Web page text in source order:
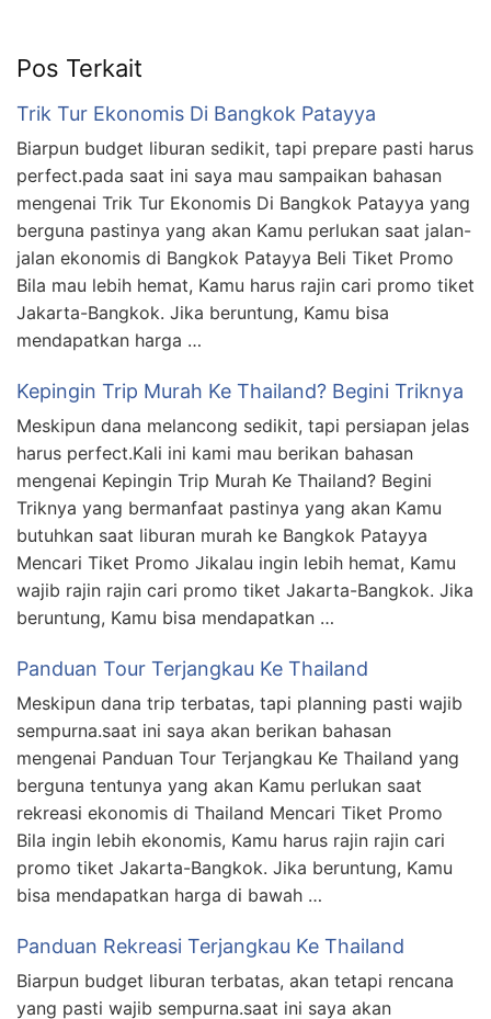
Pos Terkait
Trik Tur Ekonomis Di Bangkok Patayya
Biarpun budget liburan sedikit, tapi prepare pasti harus
perfect.pada saat ini saya mau sampaikan bahasan
mengenai Trik Tur Ekonomis Di Bangkok Patayya yang
berguna pastinya yang akan Kamu perlukan saat jalan-
jalan ekonomis di Bangkok Patayya Beli Tiket Promo
Bila mau lebih hemat, Kamu harus rajin cari promo tiket
Jakarta-Bangkok. Jika beruntung, Kamu bisa
mendapatkan harga …
Kepingin Trip Murah Ke Thailand? Begini Triknya
Meskipun dana melancong sedikit, tapi persiapan jelas
harus perfect.Kali ini kami mau berikan bahasan
mengenai Kepingin Trip Murah Ke Thailand? Begini
Triknya yang bermanfaat pastinya yang akan Kamu
butuhkan saat liburan murah ke Bangkok Patayya
Mencari Tiket Promo Jikalau ingin lebih hemat, Kamu
wajib rajin rajin cari promo tiket Jakarta-Bangkok. Jika
beruntung, Kamu bisa mendapatkan …
Panduan Tour Terjangkau Ke Thailand
Meskipun dana trip terbatas, tapi planning pasti wajib
sempurna.saat ini saya akan berikan bahasan
mengenai Panduan Tour Terjangkau Ke Thailand yang
berguna tentunya yang akan Kamu perlukan saat
rekreasi ekonomis di Thailand Mencari Tiket Promo
Bila ingin lebih ekonomis, Kamu harus rajin rajin cari
promo tiket Jakarta-Bangkok. Jika beruntung, Kamu
bisa mendapatkan harga di bawah …
Panduan Rekreasi Terjangkau Ke Thailand
Biarpun budget liburan terbatas, akan tetapi rencana
yang pasti wajib sempurna.saat ini saya akan